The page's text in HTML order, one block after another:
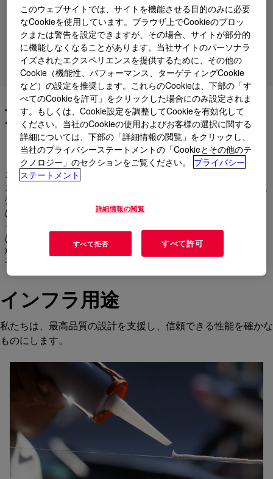
製品
各種サポート
製品グループ
施設インフラのソリューショ
ンで品質を構築・維持する
エスカレーター、エレベーター、動く通路。エスカレーター、
エレベーター、動く歩道、HVAC、ビル制御機器、ATM、自動販
売機、荷物引き取りターンテーブル、自動ドア。ほとんどの人
はこれらの日常の便利さを当たり前のことと捉えていますが、
それらを安全に、静かに、確実に、効率的に可動させ続けるに
は、絶え間ない丁寧なメンテナンスが必要です。堅固な設計材
料とサービス手順が、運用の信頼性と利用者の安心に貢献しま
す。
インフラ用途
私たちは、最高品質の設計を支援し、信頼できる性能を確かな
ものにします。
このウェブサイトでは、サイトを機能させる目的のみに必要
なCookieを使用しています。ブラウザ上でCookieのブロッ
クまたは警告を設定できますが、その場合、サイトが部分的
に機能しなくなることがあります。当社サイトのパーソナラ
イズされたエクスペリエンスを提供するために、その他の
Cookie（機能性、パフォーマンス、ターゲティングCookie
など）の設定を推奨します。これらのCookieは、下部の「す
べてのCookieを許可」をクリックした場合にのみ設定されま
す。もしくは、Cookie設定を調整してCookieを有効化して
ください。当社のCookieの使用およびお客様の選択に関する
詳細については、下部の「詳細情報の閲覧」をクリックし、
当社のプライバシーステートメントの「Cookieとその他のテ
クノロジー」のセクションをご覧ください。
プライバシー
ステートメント
詳細情報の閲覧
すべて拒否 すべて許可